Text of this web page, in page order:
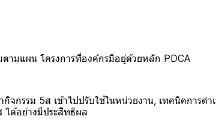
แผน โครงการที่องค์กรมีอยู่ด้วยหลัก PDCA
รรม 5ส เข้าไปปรับใช้ในหน่วยงาน, เทคนิคการด
ได้อย่างมีประสิทธิผล